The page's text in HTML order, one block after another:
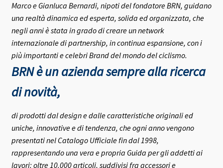
Marco e Gianluca Bernardi, nipoti del fondatore BRN, guidano
una realtà dinamica ed esperta, solida ed organizzata, che
negli anni è stata in grado di creare un network
internazionale di partnership, in continua espansione, con i
più importanti e celebri Brand del mondo del ciclismo.
BRN è un azienda sempre alla ricerca
di novità,
di prodotti dal design e dalle caratteristiche originali ed
uniche, innovative e di tendenza, che ogni anno vengono
presentati nel Catalogo Ufficiale fin dal 1998,
rappresentando una vera e propria Guida per gli addetti ai
lavori: oltre 10.000 articoli, suddivisi fra accessori e